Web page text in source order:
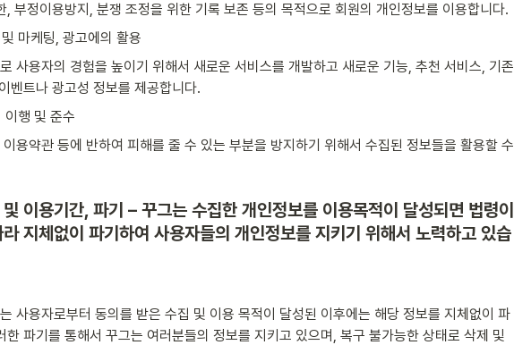
, 부정이용방지, 분쟁 조정을 위한 기록 보존 등의 목적으로 회원의 개인정보를 이용합니다.
마케팅, 광고에의 활용
사용자의 경험을 높이기 위해서 새로운 서비스를 개발하고 새로운 기능, 추천 서비스, 기존
벤트나 광고성 정보를 제공합니다.
이행 및 준수
용약관 등에 반하여 피해를 줄 수 있는 부분을 방지하기 위해서 수집된 정보들을 활용할 수
이용기간, 파기 – 꾸그는 수집한 개인정보를 이용목적이 달성되면 법령이
지체없이 파기하여 사용자들의 개인정보를 지키기 위해서 노력하고 있습
사용자로부터 동의를 받은 수집 및 이용 목적이 달성된 이후에는 해당 정보를 지체없이 파
한 파기를 통해서 꾸그는 여러분들의 정보를 지키고 있으며, 복구 불가능한 상태로 삭제 및